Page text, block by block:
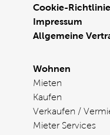
Cookie-Richtlinie
Impressum
Allgemeine
Wohnen
Mieten
Kaufen
Verkaufen /
Mieter Services